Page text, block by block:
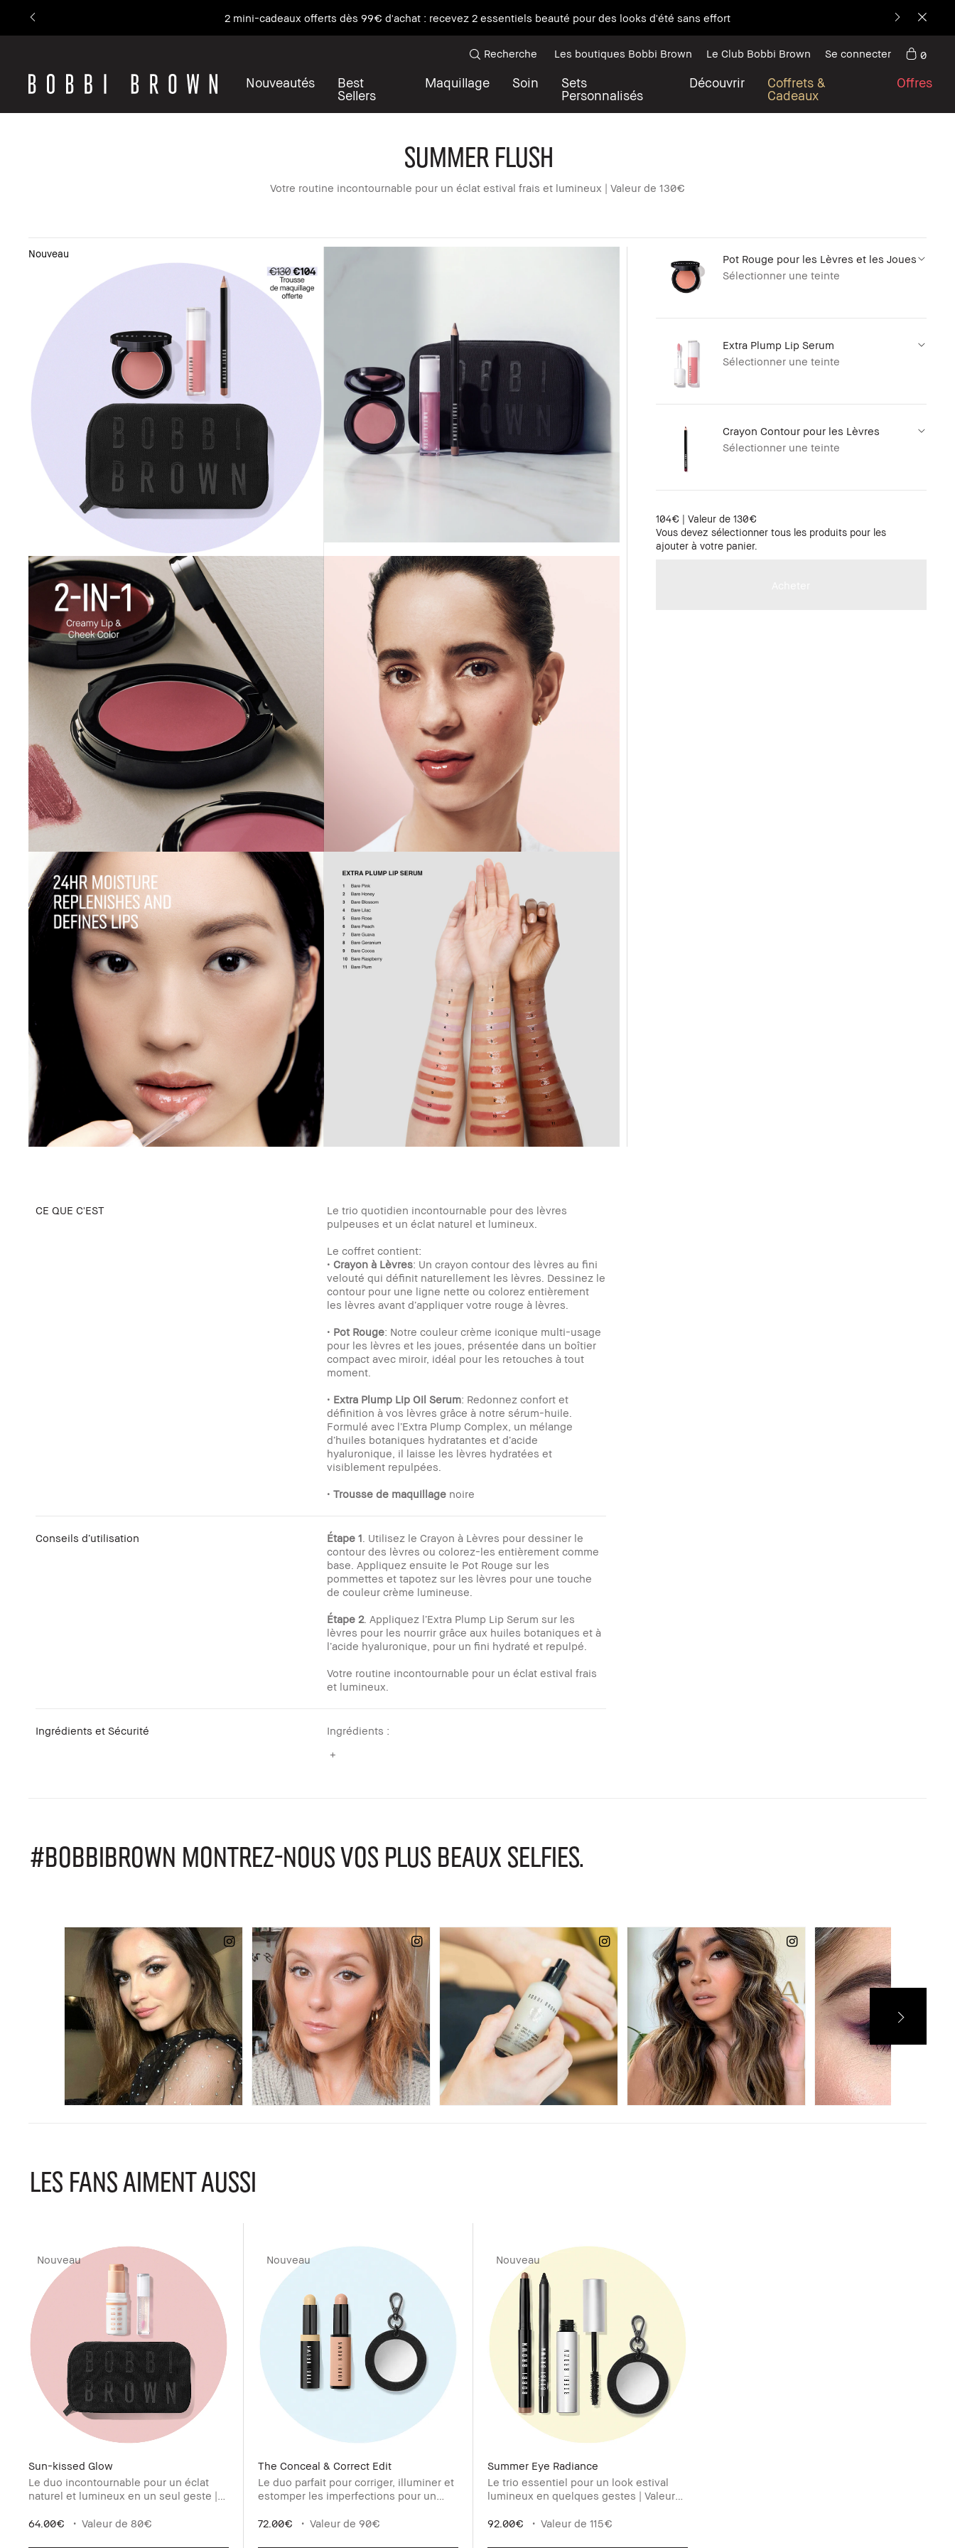
2 mini-cadeaux offerts dès 99€ d'achat : recevez 2 essentiels beauté pour des looks d'été sans effort
Nouveautés
Best
Sellers
Maquillage Soin
Sets
Personnalisés
Découvrir
Coffrets &
Cadeaux
Offres
Recherche Les boutiques Bobbi Brown Le Club Bobbi Brown Se connecter 0
Summer Flush
Votre routine incontournable pour un éclat estival frais et lumineux | Valeur de 130€
Pot Rouge pour les Lèvres et les Joues
Sélectionner une teinte
Extra Plump Lip Serum
Sélectionner une teinte
Crayon Contour pour les Lèvres
Sélectionner une teinte
104€ | Valeur de 130€
Vous devez sélectionner tous les produits pour les
ajouter à votre panier.
Nouveau
CE QUE C'EST
Le trio quotidien incontournable pour des lèvres
pulpeuses et un éclat naturel et lumineux.
Le coffret contient:
•Crayon à Lèvres: Un crayon contour des lèvres au fini
velouté qui définit naturellement les lèvres. Dessinez le
contour pour une ligne nette ou colorez entièrement
les lèvres avant d’appliquer votre rouge à lèvres.
• Pot Rouge: Notre couleur crème iconique multi-usage
pour les lèvres et les joues, présentée dans un boîtier
compact avec miroir, idéal pour les retouches à tout
moment.
• Extra Plump Lip Oil Serum: Redonnez confort et
définition à vos lèvres grâce à notre sérum-huile.
Formulé avec l’Extra Plump Complex, un mélange
d’huiles botaniques hydratantes et d’acide
hyaluronique, il laisse les lèvres hydratées et
visiblement repulpées.
•Trousse de maquillage noire
Conseils d’utilisation Étape 1 . Utilisez le Crayon à Lèvres pour dessiner le
contour des lèvres ou colorez-les entièrement comme
base. Appliquez ensuite le Pot Rouge sur les
pommettes et tapotez sur les lèvres pour une touche
de couleur crème lumineuse.
Étape 2. Appliquez l’Extra Plump Lip Serum sur les
lèvres pour les nourrir grâce aux huiles botaniques et à
l’acide hyaluronique, pour un fini hydraté et repulpé.
Votre routine incontournable pour un éclat estival frais
et lumineux.
Ingrédients et Sécurité Ingrédients :
#BOBBIBROWN MONTREZ-NOUS VOS PLUS BEAUX SELFIES.
LES FANS AIMENT AUSSI
Nouveau
Sun-kissed Glow
Le duo incontournable pour un éclat
naturel et lumineux en un seul geste |
64.00€
Valeur de 80€
Nouveau
The Conceal & Correct Edit
Le duo parfait pour corriger, illuminer et
estomper les imperfections pour un
72.00€
Valeur de 90€
Nouveau
Summer Eye Radiance​
Le trio essentiel pour un look estival
lumineux en quelques gestes | Valeur
92.00€
Valeur de 115€